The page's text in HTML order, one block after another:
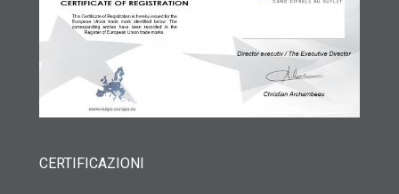
CERTIFICAZIONI